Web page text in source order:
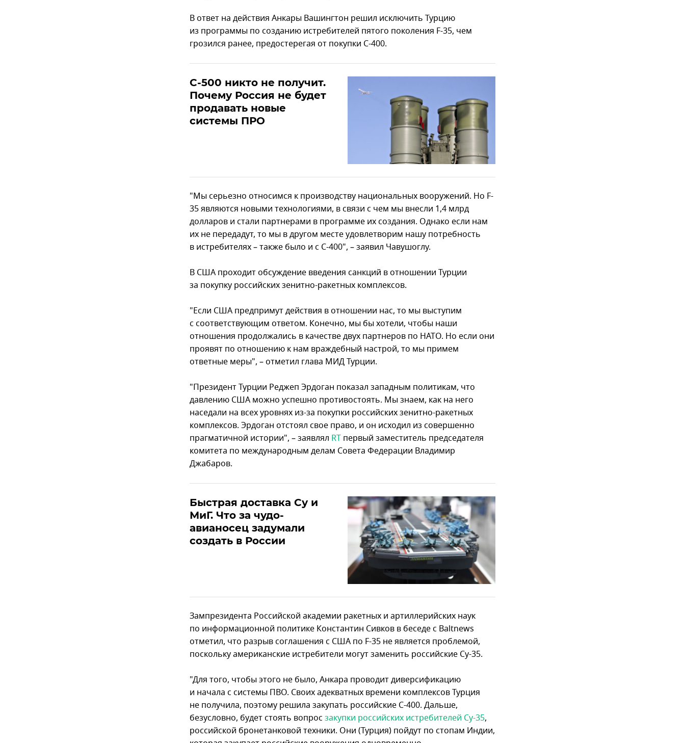
В ответ на действия Анкары Вашингтон решил исключить Турцию
из программы по созданию истребителей пятого поколения F-35, чем
грозился ранее, предостерегая от покупки С-400.
С-500 никто не получит.
Почему Россия не будет
продавать новые
системы ПРО
"Мы серьезно относимся к производству национальных вооружений. Но F-
35 являются новыми технологиями, в связи с чем мы внесли 1,4 млрд
долларов и стали партнерами в программе их создания. Однако если нам
их не передадут, то мы в другом месте удовлетворим нашу потребность
в истребителях – также было и с С-400", – заявил Чавушоглу.
В США проходит обсуждение введения санкций в отношении Турции
за покупку российских зенитно-ракетных комплексов.
"Если США предпримут действия в отношении нас, то мы выступим
с соответствующим ответом. Конечно, мы бы хотели, чтобы наши
отношения продолжались в качестве двух партнеров по НАТО. Но если они
проявят по отношению к нам враждебный настрой, то мы примем
ответные меры", – отметил глава МИД Турции.
"Президент Турции Реджеп Эрдоган показал западным политикам, что
давлению США можно успешно противостоять. Мы знаем, как на него
наседали на всех уровнях из-за покупки российских зенитно-ракетных
комплексов. Эрдоган отстоял свое право, и он исходил из совершенно
прагматичной истории", – заявлял RT первый заместитель председателя
комитета по международным делам Совета Федерации Владимир
Джабаров.
Быстрая доставка Су и
МиГ. Что за чудо-
авианосец задумали
создать в России
Зампрезидента Российской академии ракетных и артиллерийских наук
по информационной политике Константин Сивков в беседе с Baltnews
отметил, что разрыв соглашения с США по F-35 не является проблемой,
поскольку американские истребители могут заменить российские Су-35.
"Для того, чтобы этого не было, Анкара проводит диверсификацию
и начала с системы ПВО. Своих адекватных времени комплексов Турция
не получила, поэтому решила закупать российские С-400. Дальше,
безусловно, будет стоять вопрос закупки российских истребителей Су-35,
российской бронетанковой техники. Они (Турция) пойдут по стопам Индии,